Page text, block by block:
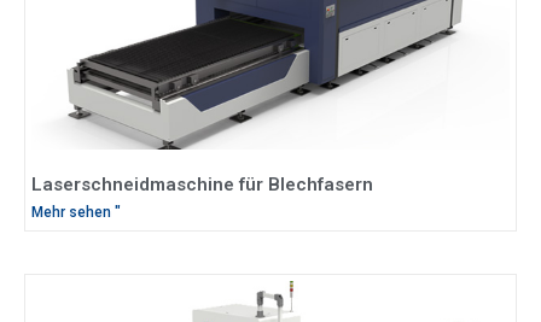
Laserschneidmaschine für Blechfasern
Mehr sehen "